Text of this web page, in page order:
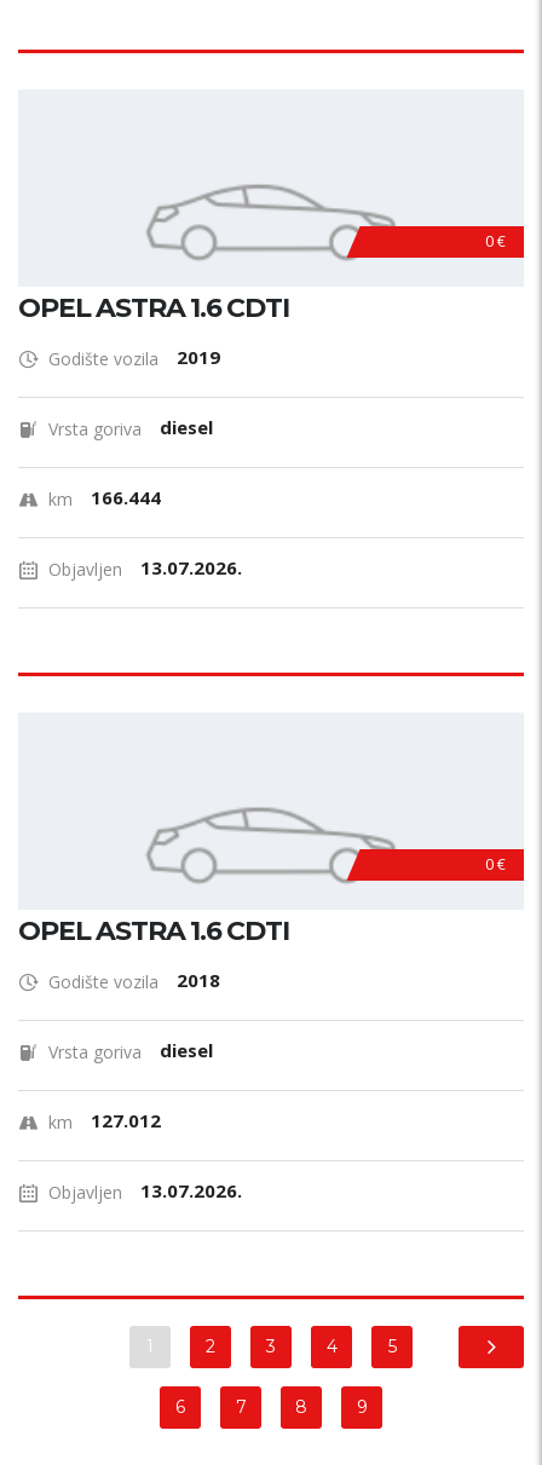
0 €
OPEL ASTRA 1.6 CDTI
Godište vozila 2019
Vrsta goriva diesel
km 166.444
Objavljen 13.07.2026.
0 €
OPEL ASTRA 1.6 CDTI
Godište vozila 2018
Vrsta goriva diesel
km 127.012
Objavljen 13.07.2026.
1 2 3 4 5
6 7 8 9